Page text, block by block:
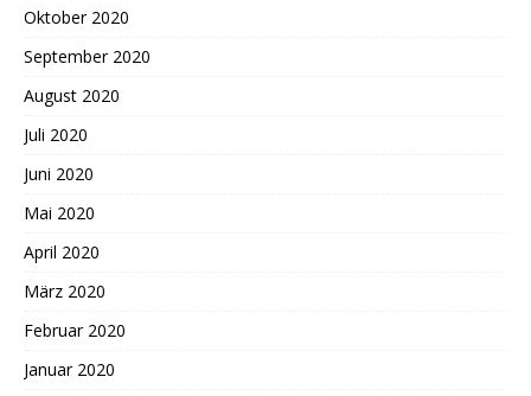
Oktober 2020
September 2020
August 2020
Juli 2020
Juni 2020
Mai 2020
April 2020
März 2020
Februar 2020
Januar 2020